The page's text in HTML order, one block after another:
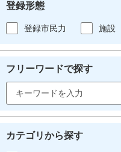
登録形態
登録市民力 施設
フリーワードで探す
カテゴリから探す